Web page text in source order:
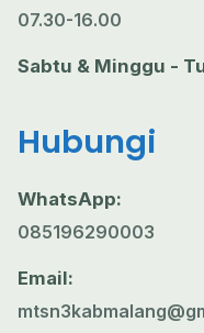
07.30-16.00
Sabtu & Minggu -
Hubungi
WhatsApp:
085196290003
Email: